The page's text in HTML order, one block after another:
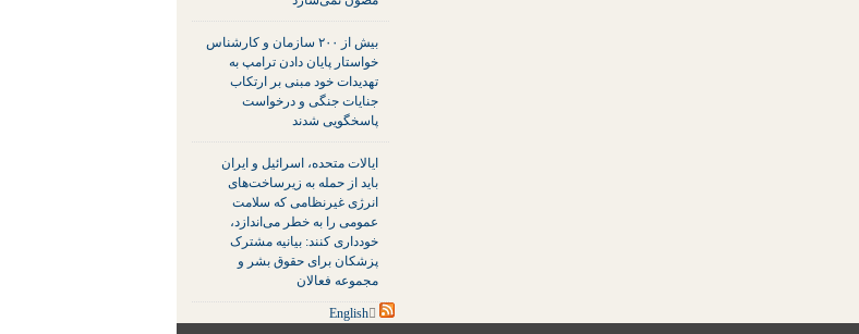
بیش از ۲۰۰ سازمان و کارشناس
خواستار پایان دادن ترامپ به
تهدیدات خود مبنی بر ارتکاب
جنایات جنگی و درخواست
پاسخگویی شدند
ایالات متحده، اسرائیل و ایران
باید از حمله به زیرساخت‌های
انرژی غیرنظامی که سلامت
عمومی را به خطر می‌اندازد،
خودداری کنند: بیانیه مشترک
پزشکان برای حقوق بشر و
مجموعه فعالان